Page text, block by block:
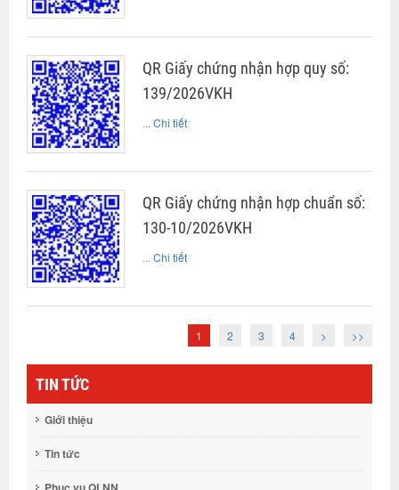
QR Giấy chứng nhận hợp quy số:
139/2026VKH
... Chi tiết
QR Giấy chứng nhận hợp chuẩn số:
130-10/2026VKH
... Chi tiết
1 2 3 4 > >>
TIN TỨC
Giới thiệu
Tin tức